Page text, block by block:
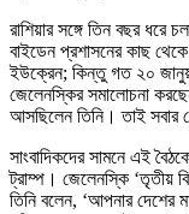
রাশিয়ার সঙ্গে তিন বছর ধরে
বাইডেন প্রশাসনের কাছ
ইউক্রেন; কিন্তু গত ২০
জেলেনস্কির সমালোচনা
আসছিলেন তিনি। তাই সবার
সাংবাদিকদের সামনে এই
ট্রাম্প। জেলেনস্কি ‘তৃতীয়
তিনি বলেন, ‘আপনার দেশের